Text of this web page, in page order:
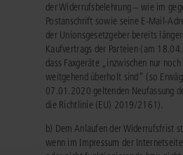
der Widerrufsbelehrung – wie im
Postanschrift sowie seine E-Mail-
der Unionsgesetzgeber bereits
Kaufvertrags der Parteien (am
dass Faxgeräte „inzwischen nur
weitgehend überholt sind“ (so
07.01.2020 geltenden Neufassung
die Richtlinie (EU) 2019/2161).
b) Dem Anlaufen der Widerrufsfrist
wenn im Impressum der